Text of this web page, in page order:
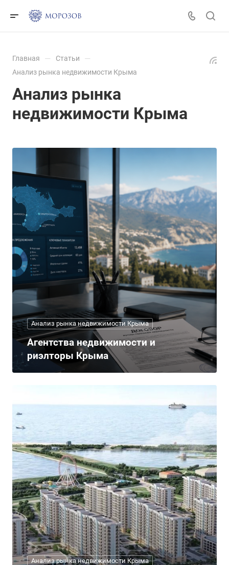
Главная — Статьи —
Анализ рынка недвижимости Крыма
Анализ рынка
недвижимости Крыма
Анализ рынка недвижимости Крыма
Агентства недвижимости и
риэлторы Крыма
Анализ рынка недвижимости Крыма